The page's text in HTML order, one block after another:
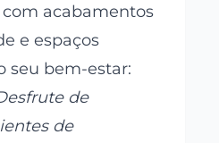
acabamentos
e espaços
seu bem-estar:
de
de